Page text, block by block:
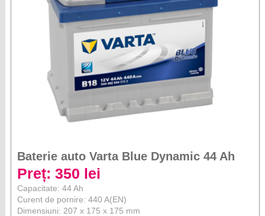
Baterie auto Varta Blue Dynamic 44 Ah
Preț: 350 lei
Capacitate: 44 Ah
Curent de pornire: 440 A(EN)
Dimensiuni: 207 x 175 x 175 mm